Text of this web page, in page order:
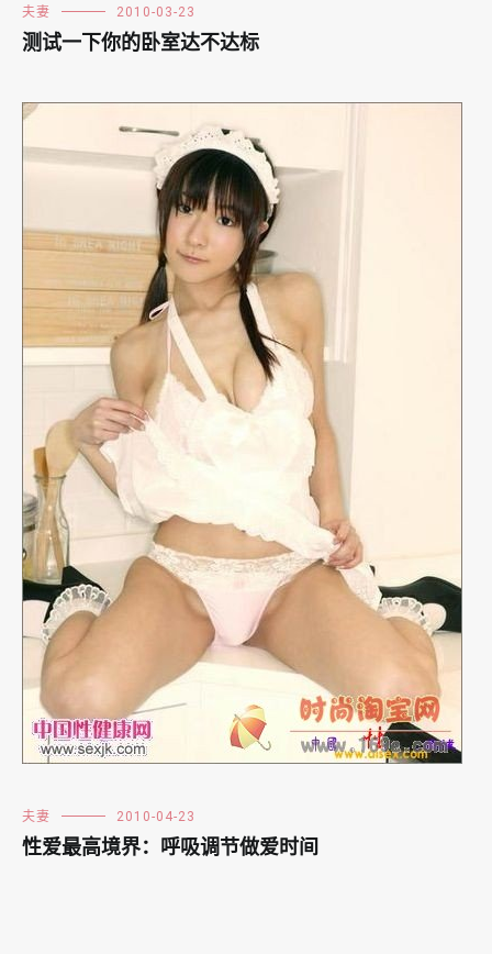
夫妻 2010-03-23
测试一下你的卧室达不达标
夫妻 2010-04-23
性爱最高境界：呼吸调节做爱时间